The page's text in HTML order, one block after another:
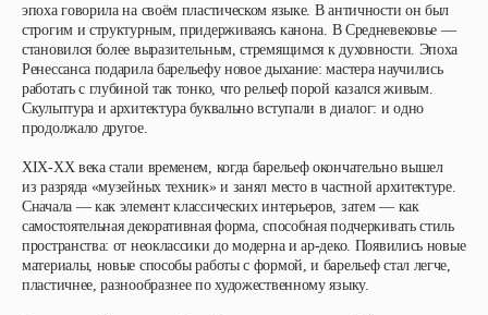
эпоха говорила на своём пластическом языке. В античности он был
строгим и структурным, придерживаясь канона. В Средневековье —
становился более выразительным, стремящимся к духовности. Эпоха
Ренессанса подарила барельефу новое дыхание: мастера научились
работать с глубиной так тонко, что рельеф порой казался живым.
Скульптура и архитектура буквально вступали в диалог: и одно
продолжало другое.
XIX-XX века стали временем, когда барельеф окончательно вышел
из разряда «музейных техник» и занял место в частной архитектуре.
Сначала — как элемент классических интерьеров, затем — как
самостоятельная декоративная форма, способная подчеркивать стиль
пространства: от неоклассики до модерна и ар-деко. Появились новые
материалы, новые способы работы с формой, и барельеф стал легче,
пластичнее, разнообразнее по художественному языку.